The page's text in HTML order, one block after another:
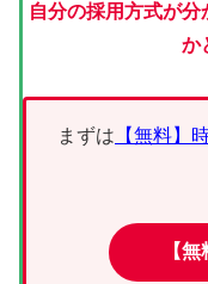
自分の採用方式が分
か
まずは 【無料】
【